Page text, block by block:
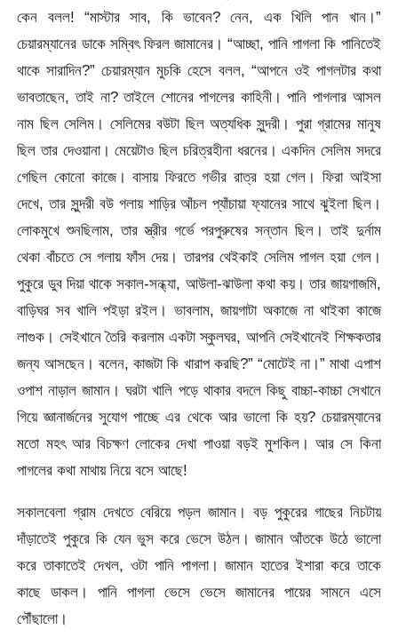
কেন বলল! “মাস্টার সাব, কি ভাবেন? নেন, এক খিলি পান খান।”
চেয়ারম্যানের ডাকে সম্বিৎ ফিরল জামানের। “আচ্ছা, পানি পাগলা কি পানিতেই
থাকে সারাদিন?” চেয়ারম্যান মুচকি হেসে বলল, “আপনে ওই পাগলটার কথা
ভাবতাছেন, তাই না? তাইলে শোনের পাগলের কাহিনী। পানি পাগলার আসল
নাম ছিল সেলিম। সেলিমের বউটা ছিল অত্যধিক সুন্দরী। পুরা গ্রামের মানুষ
ছিল তার দেওয়ানা। মেয়েটাও ছিল চরিত্রহীনা ধরনের। একদিন সেলিম সদরে
গেছিল কোনো কাজে। বাসায় ফিরতে গভীর রাত্র হয়া গেল। ফিরা আইসা
দেখে, তার সুন্দরী বউ গলায় শাড়ির আঁচল প্যাঁচায়া ফ্যানের সাথে ঝুইলা ছিল।
লোকমুখে শুনছিলাম, তার স্ত্রীর গর্ভে পরপুরুষের সন্তান ছিল। তাই দুর্নাম
থেকা বাঁচতে সে গলায় ফাঁস দেয়। তারপর থেইকাই সেলিম পাগল হয়া গেল।
পুকুরে ডুব দিয়া থাকে সকাল-সন্ধ্যা, আউলা-ঝাউলা কথা কয়। তার জায়গাজমি,
বাড়িঘর সব খালি পইড়া রইল। ভাবলাম, জায়গাটা অকাজে না থাইকা কাজে
লাগুক। সেইখানে তৈরি করলাম একটা স্কুলঘর, আপনি সেইখানেই শিক্ষকতার
জন্য আসছেন। বলেন, কাজটা কি খারাপ করছি?” “মোটেই না।” মাথা এপাশ
ওপাশ নাড়াল জামান। ঘরটা খালি পড়ে থাকার বদলে কিছু বাচ্চা-কাচ্চা সেখানে
গিয়ে জ্ঞানার্জনের সুযোগ পাচ্ছে এর থেকে আর ভালো কি হয়? চেয়ারম্যানের
মতো মহৎ আর বিচক্ষণ লোকের দেখা পাওয়া বড়ই মুশকিল। আর সে কিনা
পাগলের কথা মাথায় নিয়ে বসে আছে!
সকালবেলা গ্রাম দেখতে বেরিয়ে পড়ল জামান। বড় পুকুরের গাছের নিচটায়
দাঁড়াতেই পুকুরে কি যেন ভুস করে ভেসে উঠল। জামান আঁতকে উঠে ভালো
করে তাকাতেই দেখল, ওটা পানি পাগলা। জামান হাতের ইশারা করে তাকে
কাছে ডাকল। পানি পাগলা ভেসে ভেসে জামানের পায়ের সামনে এসে
পৌঁছালো।